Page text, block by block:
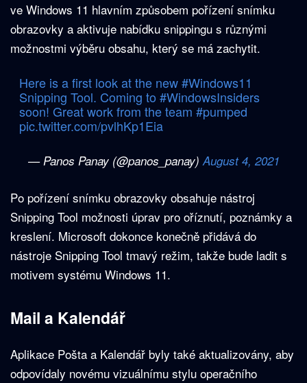
ve Windows 11 hlavním způsobem pořízení snímku
obrazovky a aktivuje nabídku snippingu s různými
možnostmi výběru obsahu, který se má zachytit.
Here is a first look at the new#Windows11
Snipping Tool. Coming to #WindowsInsiders
soon! Great work from the team #pumped
pic.twitter.com/pvlhKp1Eia
— Panos Panay (@panos_panay)August 4, 2021
Po pořízení snímku obrazovky obsahuje nástroj
Snipping Tool možnosti úprav pro oříznutí, poznámky a
kreslení. Microsoft dokonce konečně přidává do
nástroje Snipping Tool tmavý režim, takže bude ladit s
motivem systému Windows 11.
Mail a Kalendář
Aplikace Pošta a Kalendář byly také aktualizovány, aby
odpovídaly novému vizuálnímu stylu operačního